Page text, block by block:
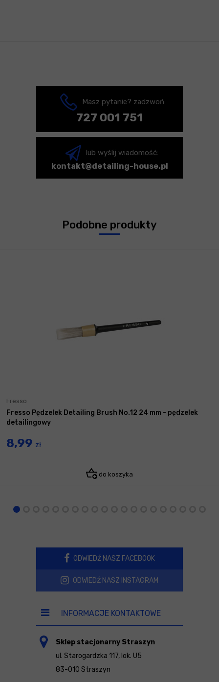
Masz pytanie? zadzwoń
727 001 751
lub wyślij wiadomość:
kontakt@detailing-house.pl
Podobne produkty
Fresso
Fresso Pędzelek Detailing Brush No.12 24 mm - pędzelek
detailingowy
8,99 zł
do koszyka
ODWIEDŹ NASZ FACEBOOK
ODWIEDŹ NASZ INSTAGRAM
INFORMACJE KONTAKTOWE
Sklep stacjonarny Straszyn
ul. Starogardzka 117, lok. U5
83-010 Straszyn